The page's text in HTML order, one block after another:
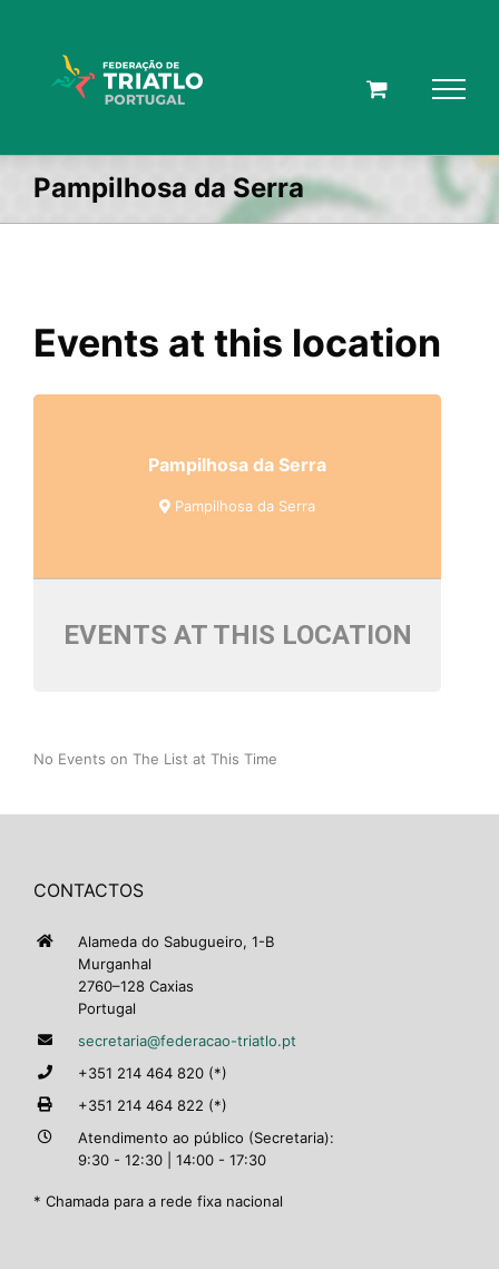
Pampilhosa da Serra
Events at this location
Pampilhosa da Serra
Pampilhosa da Serra
EVENTS AT THIS LOCATION
No Events on The List at This Time
CONTACTOS
Alameda do Sabugueiro, 1-B
Murganhal
2760–128 Caxias
Portugal
secretaria@federacao-triatlo.pt
+351 214 464 820 (*)
+351 214 464 822 (*)
Atendimento ao público (Secretaria):
9:30 - 12:30 | 14:00 - 17:30
* Chamada para a rede fixa nacional